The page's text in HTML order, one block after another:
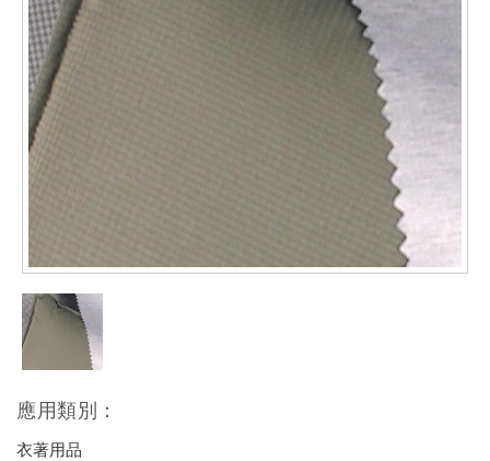
應用類別：
衣著用品